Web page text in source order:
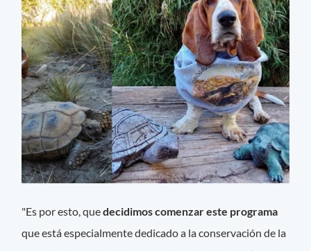
"Es por esto, quedecidimos comenzar este programa
que está especialmente dedicado a la conservación de la